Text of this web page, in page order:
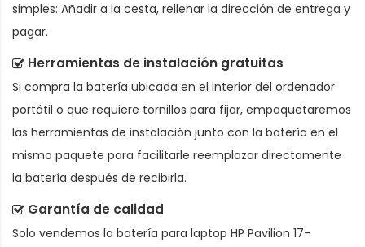
simples: Añadir a la cesta, rellenar la dirección de entrega y
pagar.
Herramientas de instalación gratuitas
Si compra la batería ubicada en el interior del ordenador
portátil o que requiere tornillos para fijar, empaquetaremos
las herramientas de instalación junto con la batería en el
mismo paquete para facilitarle reemplazar directamente
la batería después de recibirla.
Garantía de calidad
Solo vendemos la batería para laptop HP Pavilion 17-